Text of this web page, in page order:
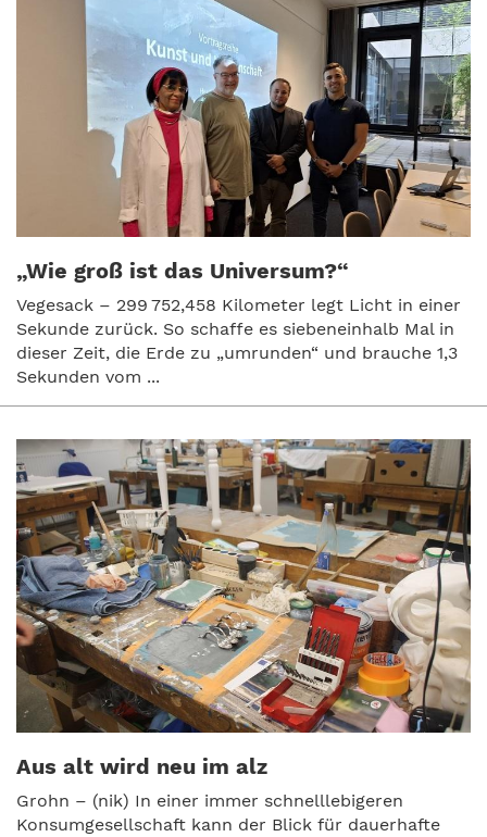
„Wie groß ist das Universum?“
Vegesack – 299 752,458 Kilometer legt Licht in einer
Sekunde zurück. So schaffe es siebeneinhalb Mal in
dieser Zeit, die Erde zu „umrunden“ und brauche 1,3
Sekunden vom ...
Aus alt wird neu im alz
Grohn – (nik) In einer immer schnelllebigeren
Konsumgesellschaft kann der Blick für dauerhafte